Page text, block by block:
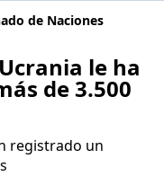
de Naciones
le ha
de 3.500
registrado un